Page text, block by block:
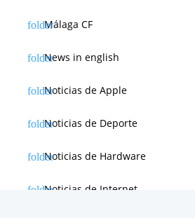
Málaga CF
News in english
Noticias de Apple
Noticias de Deporte
Noticias de Hardware
Noticias de Internet